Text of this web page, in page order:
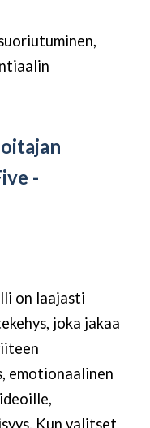
-
on laajasti
joka jakaa
emotionaalinen
Kun valitset